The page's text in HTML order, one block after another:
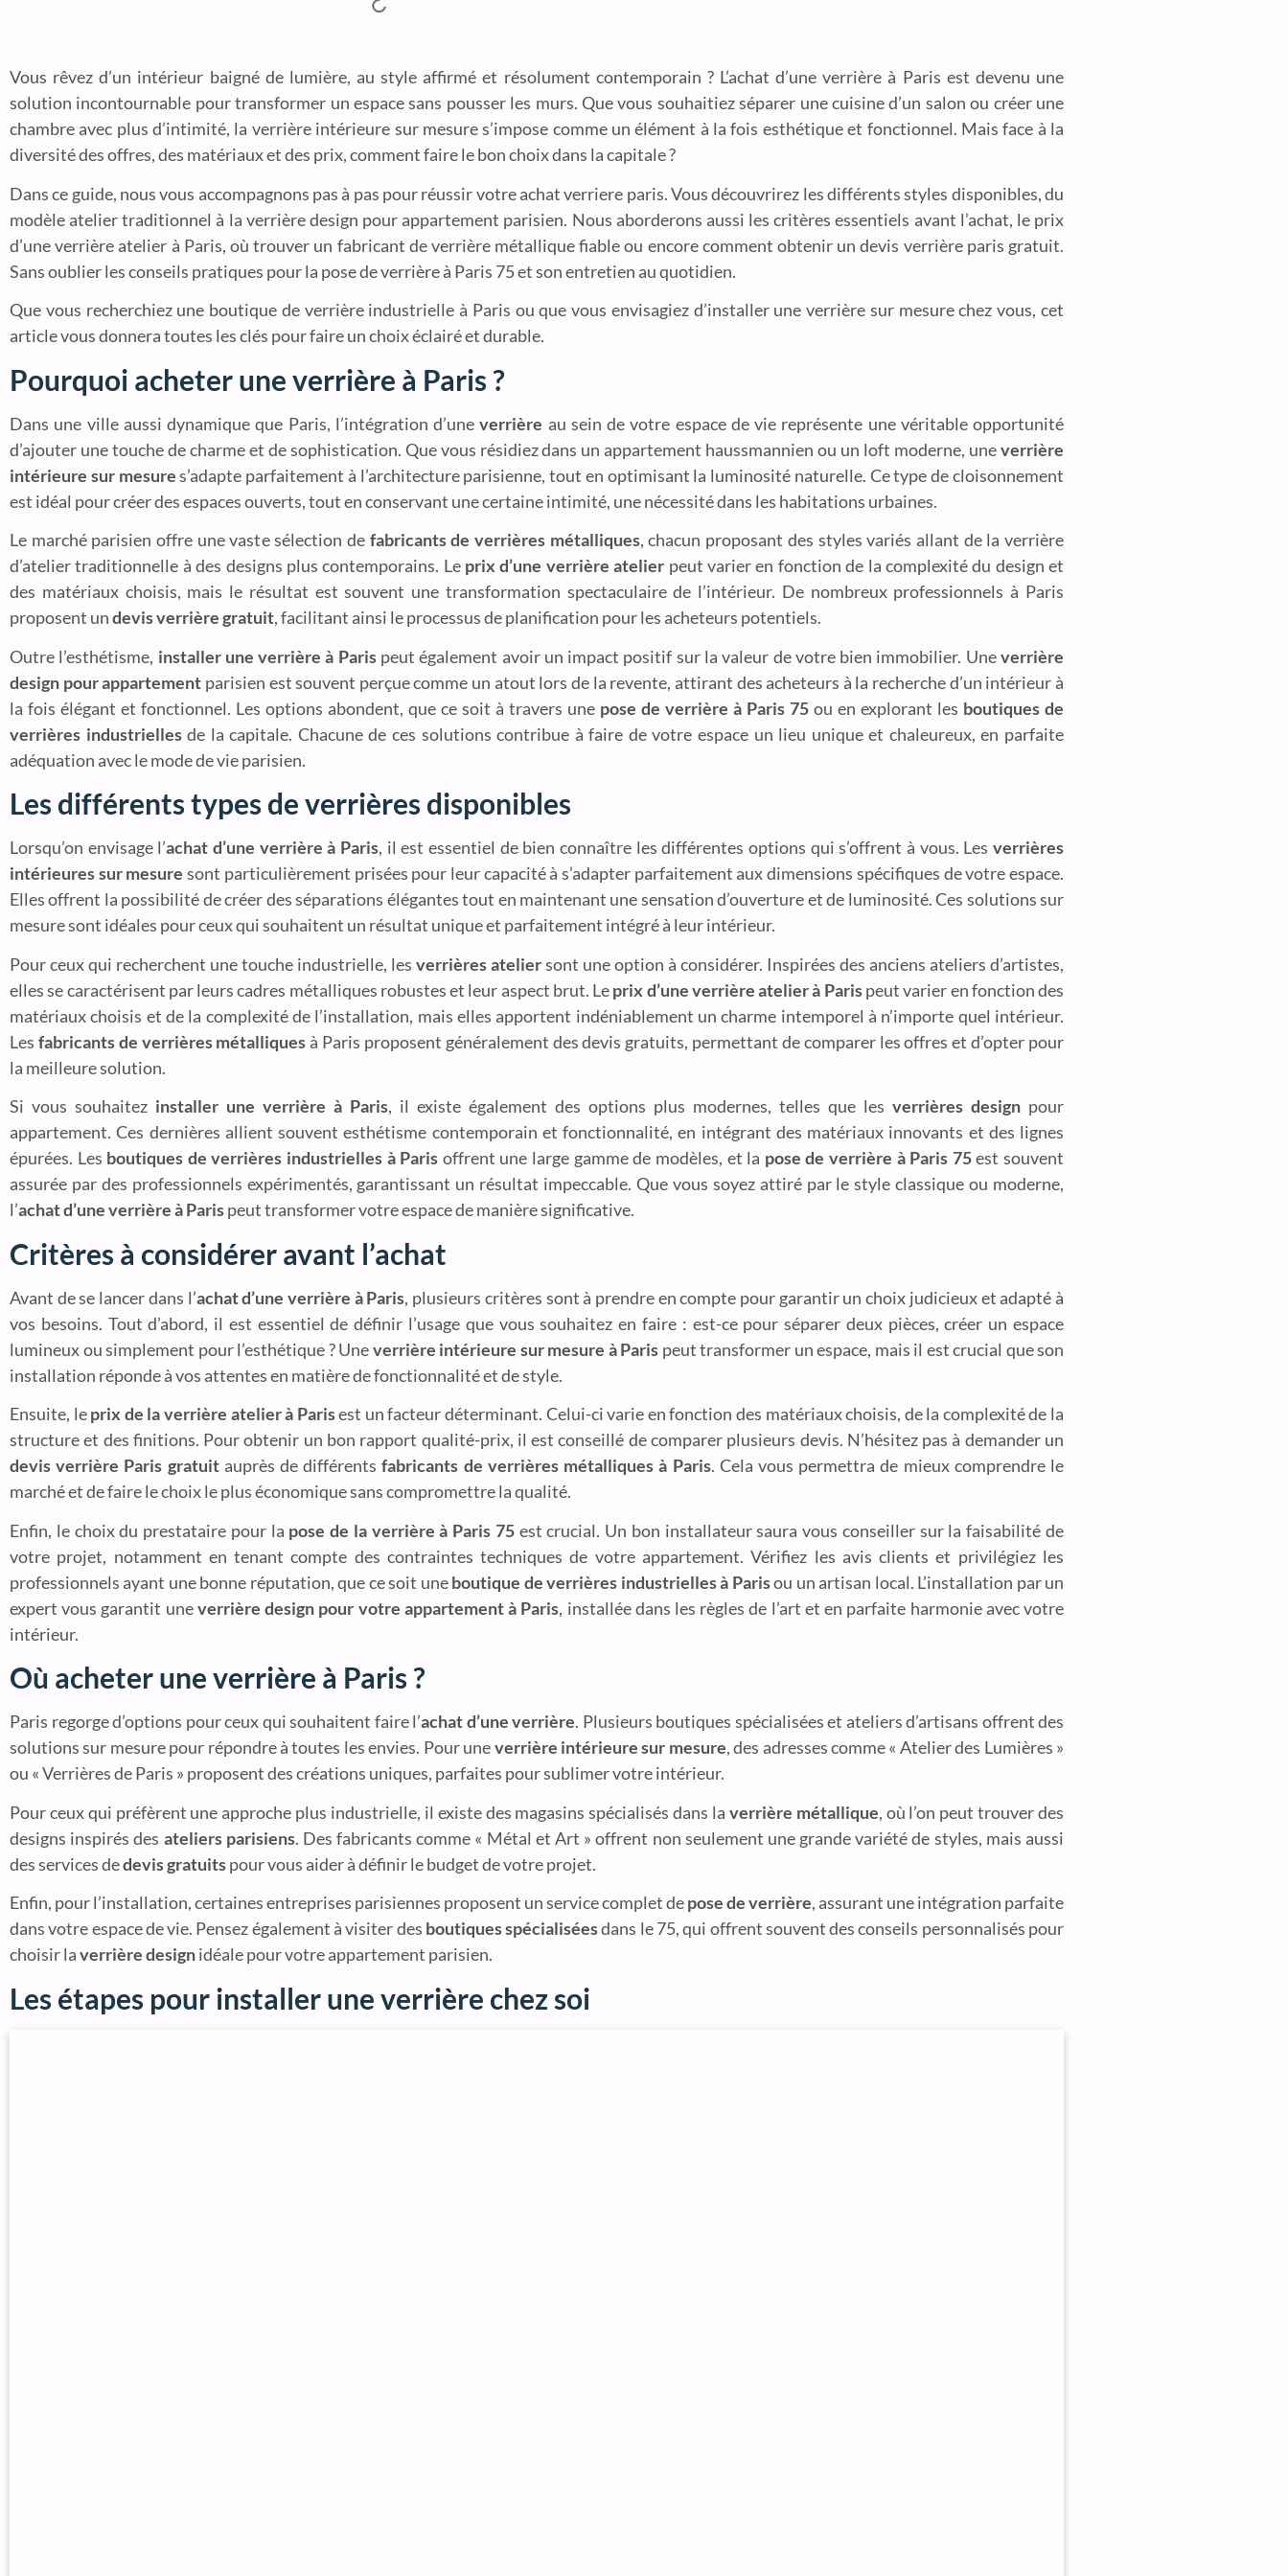
Vous rêvez d’un intérieur baigné de lumière, au style affirmé et résolument contemporain ? L’achat d’une verrière à Paris est devenu une
solution incontournable pour transformer un espace sans pousser les murs. Que vous souhaitiez séparer une cuisine d’un salon ou créer une
chambre avec plus d’intimité, la verrière intérieure sur mesure s’impose comme un élément à la fois esthétique et fonctionnel. Mais face à la
diversité des offres, des matériaux et des prix, comment faire le bon choix dans la capitale ?
Dans ce guide, nous vous accompagnons pas à pas pour réussir votre achat verriere paris. Vous découvrirez les différents styles disponibles, du
modèle atelier traditionnel à la verrière design pour appartement parisien. Nous aborderons aussi les critères essentiels avant l’achat, le prix
d’une verrière atelier à Paris, où trouver un fabricant de verrière métallique fiable ou encore comment obtenir un devis verrière paris gratuit.
Sans oublier les conseils pratiques pour la pose de verrière à Paris 75 et son entretien au quotidien.
Que vous recherchiez une boutique de verrière industrielle à Paris ou que vous envisagiez d’installer une verrière sur mesure chez vous, cet
article vous donnera toutes les clés pour faire un choix éclairé et durable.
Pourquoi acheter une verrière à Paris ?
Dans une ville aussi dynamique que Paris, l’intégration d’uneverrière au sein de votre espace de vie représente une véritable opportunité
d’ajouter une touche de charme et de sophistication. Que vous résidiez dans un appartement haussmannien ou un loft moderne, uneverrière
intérieure sur mesures’adapte parfaitement à l’architecture parisienne, tout en optimisant la luminosité naturelle. Ce type de cloisonnement
est idéal pour créer des espaces ouverts, tout en conservant une certaine intimité, une nécessité dans les habitations urbaines.
Le marché parisien offre une vaste sélection de fabricants de verrières métalliques, chacun proposant des styles variés allant de la verrière
d’atelier traditionnelle à des designs plus contemporains. Le prix d’une verrière atelier peut varier en fonction de la complexité du design et
des matériaux choisis, mais le résultat est souvent une transformation spectaculaire de l’intérieur. De nombreux professionnels à Paris
proposent undevis verrière gratuit, facilitant ainsi le processus de planification pour les acheteurs potentiels.
Outre l’esthétisme, installer une verrière à Parispeut également avoir un impact positif sur la valeur de votre bien immobilier. Uneverrière
design pour appartement parisien est souvent perçue comme un atout lors de la revente, attirant des acheteurs à la recherche d’un intérieur à
la fois élégant et fonctionnel. Les options abondent, que ce soit à travers une pose de verrière à Paris 75 ou en explorant les boutiques de
verrières industriellesde la capitale. Chacune de ces solutions contribue à faire de votre espace un lieu unique et chaleureux, en parfaite
adéquation avec le mode de vie parisien.
Les différents types de verrières disponibles
Lorsqu’on envisage l’achat d’une verrière à Paris, il est essentiel de bien connaître les différentes options qui s’offrent à vous. Lesverrières
intérieures sur mesure sont particulièrement prisées pour leur capacité à s’adapter parfaitement aux dimensions spécifiques de votre espace.
Elles offrent la possibilité de créer des séparations élégantes tout en maintenant une sensation d’ouverture et de luminosité. Ces solutions sur
mesure sont idéales pour ceux qui souhaitent un résultat unique et parfaitement intégré à leur intérieur.
Pour ceux qui recherchent une touche industrielle, les verrières ateliersont une option à considérer. Inspirées des anciens ateliers d’artistes,
elles se caractérisent par leurs cadres métalliques robustes et leur aspect brut. Leprix d’une verrière atelier à Parispeut varier en fonction des
matériaux choisis et de la complexité de l’installation, mais elles apportent indéniablement un charme intemporel à n’importe quel intérieur.
Les fabricants de verrières métalliques à Paris proposent généralement des devis gratuits, permettant de comparer les offres et d’opter pour
la meilleure solution.
Si vous souhaitez installer une verrière à Paris, il existe également des options plus modernes, telles que les verrières design pour
appartement. Ces dernières allient souvent esthétisme contemporain et fonctionnalité, en intégrant des matériaux innovants et des lignes
épurées. Les boutiques de verrières industrielles à Paris offrent une large gamme de modèles, et la pose de verrière à Paris 75est souvent
assurée par des professionnels expérimentés, garantissant un résultat impeccable. Que vous soyez attiré par le style classique ou moderne,
l’achat d’une verrière à Parispeut transformer votre espace de manière significative.
Critères à considérer avant l’achat
Avant de se lancer dans l’achat d’une verrière à Paris, plusieurs critères sont à prendre en compte pour garantir un choix judicieux et adapté à
vos besoins. Tout d’abord, il est essentiel de définir l’usage que vous souhaitez en faire : est-ce pour séparer deux pièces, créer un espace
lumineux ou simplement pour l’esthétique ? Uneverrière intérieure sur mesure à Paris peut transformer un espace, mais il est crucial que son
installation réponde à vos attentes en matière de fonctionnalité et de style.
Ensuite, leprix de la verrière atelier à Parisest un facteur déterminant. Celui-ci varie en fonction des matériaux choisis, de la complexité de la
structure et des finitions. Pour obtenir un bon rapport qualité-prix, il est conseillé de comparer plusieurs devis. N’hésitez pas à demander un
devis verrière Paris gratuitauprès de différentsfabricants de verrières métalliques à Paris. Cela vous permettra de mieux comprendre le
marché et de faire le choix le plus économique sans compromettre la qualité.
Enfin, le choix du prestataire pour la pose de la verrière à Paris 75est crucial. Un bon installateur saura vous conseiller sur la faisabilité de
votre projet, notamment en tenant compte des contraintes techniques de votre appartement. Vérifiez les avis clients et privilégiez les
professionnels ayant une bonne réputation, que ce soit uneboutique de verrières industrielles à Parisou un artisan local. L’installation par un
expert vous garantit uneverrière design pour votre appartement à Paris, installée dans les règles de l’art et en parfaite harmonie avec votre
intérieur.
Où acheter une verrière à Paris ?
Paris regorge d’options pour ceux qui souhaitent faire l’achat d’une verrière. Plusieurs boutiques spécialisées et ateliers d’artisans offrent des
solutions sur mesure pour répondre à toutes les envies. Pour uneverrière intérieure sur mesure, des adresses comme « Atelier des Lumières »
ou « Verrières de Paris » proposent des créations uniques, parfaites pour sublimer votre intérieur.
Pour ceux qui préfèrent une approche plus industrielle, il existe des magasins spécialisés dans la verrière métallique, où l’on peut trouver des
designs inspirés des ateliers parisiens. Des fabricants comme « Métal et Art » offrent non seulement une grande variété de styles, mais aussi
des services dedevis gratuitspour vous aider à définir le budget de votre projet.
Enfin, pour l’installation, certaines entreprises parisiennes proposent un service complet depose de verrière, assurant une intégration parfaite
dans votre espace de vie. Pensez également à visiter des boutiques spécialiséesdans le 75, qui offrent souvent des conseils personnalisés pour
choisir laverrière designidéale pour votre appartement parisien.
Les étapes pour installer une verrière chez soi